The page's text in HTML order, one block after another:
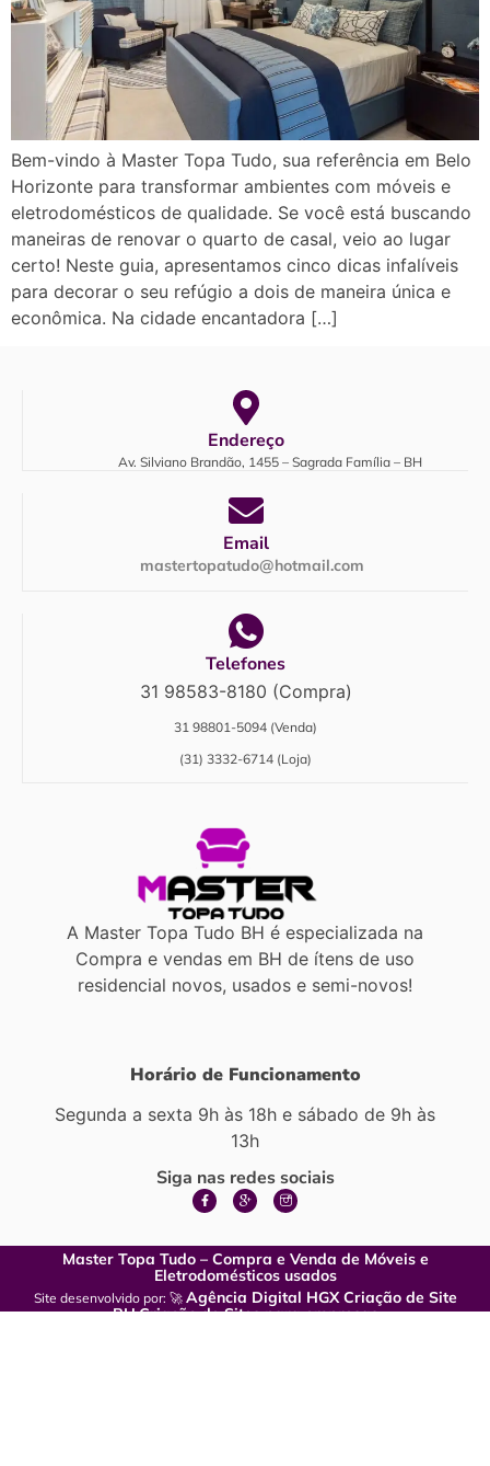
Bem-vindo à Master Topa Tudo, sua referência em Belo
Horizonte para transformar ambientes com móveis e
eletrodomésticos de qualidade. Se você está buscando
maneiras de renovar o quarto de casal, veio ao lugar
certo! Neste guia, apresentamos cinco dicas infalíveis
para decorar o seu refúgio a dois de maneira única e
econômica. Na cidade encantadora […]
Endereço
Av. Silviano Brandão, 1455 – Sagrada Família – BH
Email
mastertopatudo@hotmail.com
Telefones
31 98583-8180 (Compra)
31 98801-5094 (Venda)
(31) 3332-6714 (Loja)
A Master Topa Tudo BH é especializada na
Compra e vendas em BH de ítens de uso
residencial novos, usados e semi-novos!
Horário de Funcionamento
Segunda a sexta 9h às 18h e sábado de 9h às
13h
Siga nas redes sociais
Master Topa Tudo – Compra e Venda de Móveis e
Eletrodomésticos usados
Site desenvolvido por: 🚀 Agência Digital HGX Criação de Site
BHCriação de Sites para empresas